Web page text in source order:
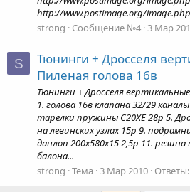
http://www.postimage.org/
strong
Сообщение №4 3 Мар
S
Тюнинги + Дросселя
Пиленая голова 16в
Тюнинги + Дросселя
1. голова 16в клапана 32/29
тарелки пружины С20ХЕ 28р 5.
на левинских узлах 15р 9.
данлоп 200х580х15 2,5р 11.
балона...
strong Тема 3 Мар 2010